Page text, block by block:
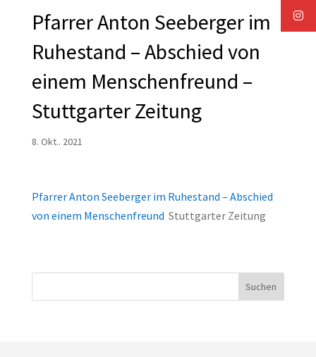
Pfarrer Anton Seeberger im
Ruhestand – Abschied von
einem Menschenfreund –
Stuttgarter Zeitung
8. Okt.. 2021
Pfarrer Anton Seeberger im Ruhestand – Abschied
von einem Menschenfreund Stuttgarter Zeitung
Suchen